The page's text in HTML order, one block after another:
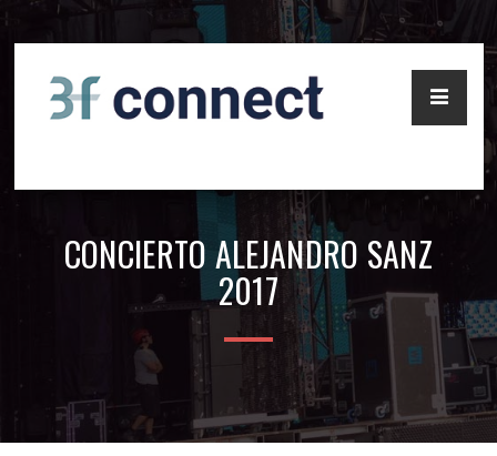
principal
CONCIERTO ALEJANDRO SANZ
2017